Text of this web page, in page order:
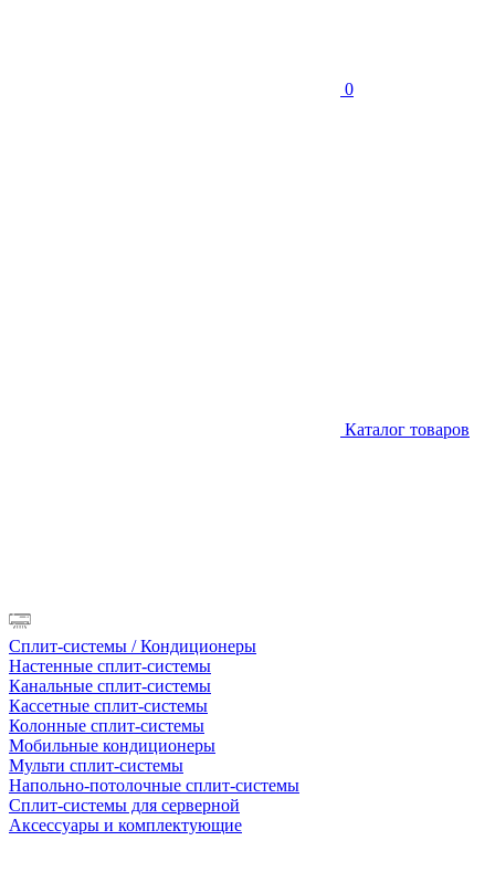
0
Каталог товаров
Сплит-системы / Кондиционеры
Настенные сплит-системы
Канальные сплит-системы
Кассетные сплит-системы
Колонные сплит-системы
Мобильные кондиционеры
Мульти сплит-системы
Напольно-потолочные сплит-системы
Сплит-системы для серверной
Аксессуары и комплектующие